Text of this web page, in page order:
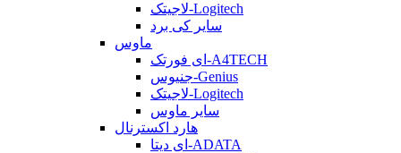
لاجیتک-Logitech
سایر کی برد
ماوس
ای فورتک-A4TECH
جنیوس-Genius
لاجیتک-Logitech
سایر ماوس
هارد اکسترنال
ای دیتا-ADATA